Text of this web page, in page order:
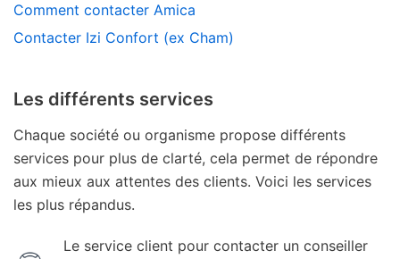
Comment contacter Amica
Contacter Izi Confort (ex Cham)
Les différents services
Chaque société ou organisme propose différents
services pour plus de clarté, cela permet de répondre
aux mieux aux attentes des clients. Voici les services
les plus répandus.
Le service client pour contacter un conseiller